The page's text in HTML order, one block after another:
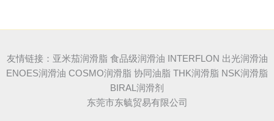
友情链接：亚米茄润滑脂 食品级润滑油 INTERFLON 出光润滑油
ENOES润滑油 COSMO润滑脂 协同油脂 THK润滑脂 NSK润滑脂
BIRAL润滑剂
东莞市东毓贸易有限公司